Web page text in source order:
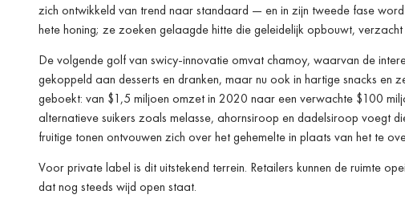
zich ontwikkeld van trend naar standaard — en in zijn tweede fase
hete honing; ze zoeken gelaagde hitte die geleidelijk opbouwt,
De volgende golf van swicy-innovatie omvat chamoy, waarvan de
gekoppeld aan desserts en dranken, maar nu ook in hartige snacks en
geboekt: van $1,5 miljoen omzet in 2020 naar een verwachte $100
alternatieve suikers zoals melasse, ahornsiroop en dadelsiroop voegt
fruitige tonen ontvouwen zich over het gehemelte in plaats van het te
Voor private label is dit uitstekend terrein. Retailers kunnen de ruimte
dat nog steeds wijd open staat.